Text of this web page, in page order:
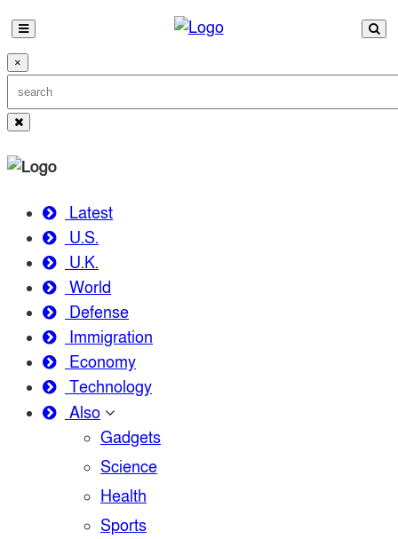
×
Latest
U.S.
U.K.
World
Defense
Immigration
Economy
Technology
Also
Gadgets
Science
Health
Sports